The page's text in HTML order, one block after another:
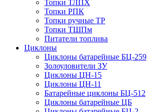
Топки ТЛПХ
Топки РПК
Топки ручные ТР
Топки ТШПм
Питатели топлива
Циклоны
Циклоны батарейные БЦ-259
Золоуловители ЗУ
Циклоны ЦН-15
Циклоны ЦН-11
Батарейные циклоны БЦ-512
Циклоны батарейные ЦБ